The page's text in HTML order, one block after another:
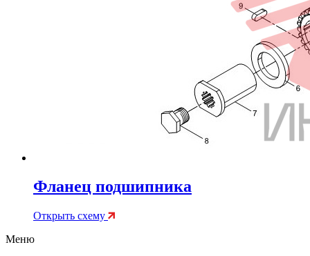
Фланец подшипника
Открыть схему
Меню